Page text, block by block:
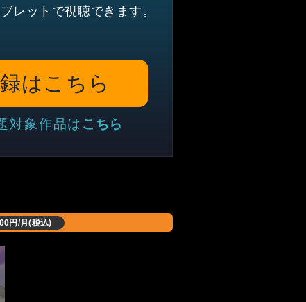
レットで視聴できます。
はこちら
対象作品は こちら
円/月(税込)